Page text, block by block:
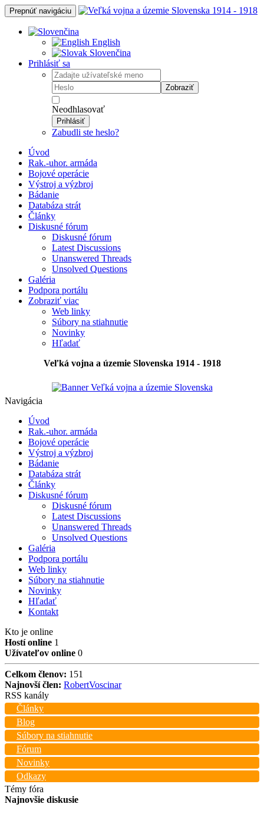
Prepnúť navigáciu
English
Slovenčina
Prihlásiť sa
Zobraziť
Neodhlasovať
Prihlásiť
Zabudli ste heslo?
Úvod
Rak.-uhor. armáda
Bojové operácie
Výstroj a výzbroj
Bádanie
Databáza strát
Články
Diskusné fórum
Diskusné fórum
Latest Discussions
Unanswered Threads
Unsolved Questions
Galéria
Podpora portálu
Zobraziť viac
Web linky
Súbory na stiahnutie
Novinky
Hľadať
Veľká vojna a územie Slovenska 1914 - 1918
Navigácia
Úvod
Rak.-uhor. armáda
Bojové operácie
Výstroj a výzbroj
Bádanie
Databáza strát
Články
Diskusné fórum
Diskusné fórum
Latest Discussions
Unanswered Threads
Unsolved Questions
Galéria
Podpora portálu
Web linky
Súbory na stiahnutie
Novinky
Hľadať
Kontakt
Kto je online
Hostí online 1
Užívateľov online 0
Celkom členov: 151
Najnovší člen: RobertVoscinar
RSS kanály
Články
Blog
Súbory na stiahnutie
Fórum
Novinky
Odkazy
Témy fóra
Najnovšie diskusie